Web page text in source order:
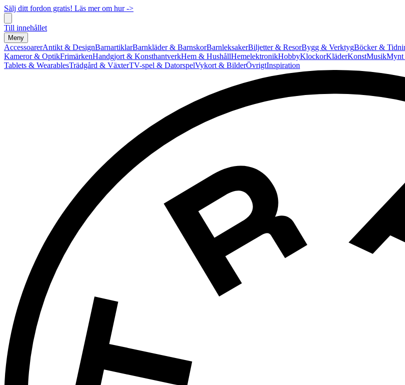
Sälj ditt fordon gratis! Läs mer om hur ->
Till innehållet
Meny
AccessoarerAntikt & DesignBarnartiklarBarnkläder & BarnskorBarnleksakerBiljetter & ResorBygg & VerktygBöcker &
Kameror & OptikFrimärkenHandgjort & KonsthantverkHem & HushållHemelektronikHobbyKlockorKläderKonstMusikMynt
Tablets & WearablesTrädgård & VäxterTV-spel & DatorspelVykort & BilderÖvrigtInspiration